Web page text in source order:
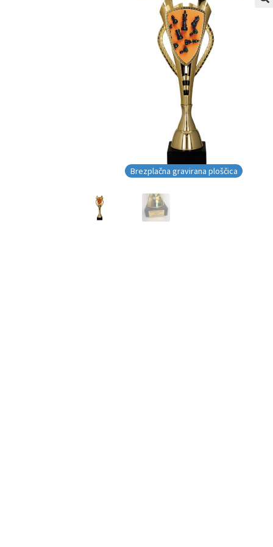
Brezplačna gravirana ploščica